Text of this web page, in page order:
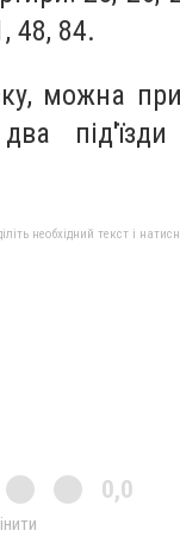
48, 84.
можна
під'їзди
необхідний текст і
0,0